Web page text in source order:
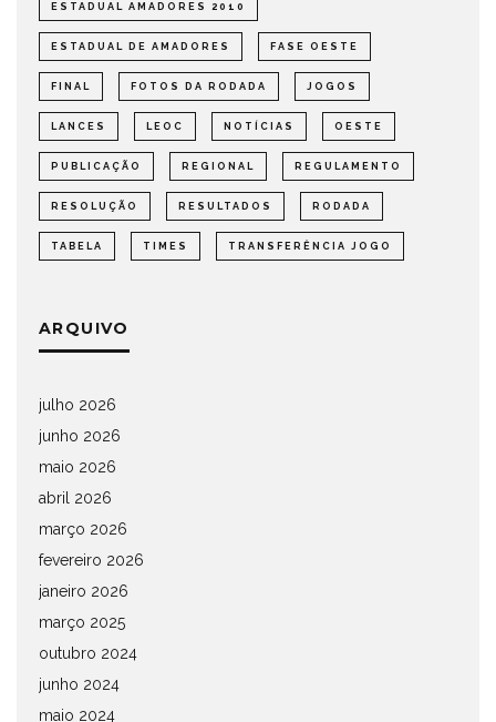
ESTADUAL AMADORES 2010
ESTADUAL DE AMADORES FASE OESTE
FINAL FOTOS DA RODADA JOGOS
LANCES LEOC NOTÍCIAS OESTE
PUBLICAÇÃO REGIONAL REGULAMENTO
RESOLUÇÃO RESULTADOS RODADA
TABELA TIMES TRANSFERÊNCIA JOGO
ARQUIVO
julho 2026
junho 2026
maio 2026
abril 2026
março 2026
fevereiro 2026
janeiro 2026
março 2025
outubro 2024
junho 2024
maio 2024